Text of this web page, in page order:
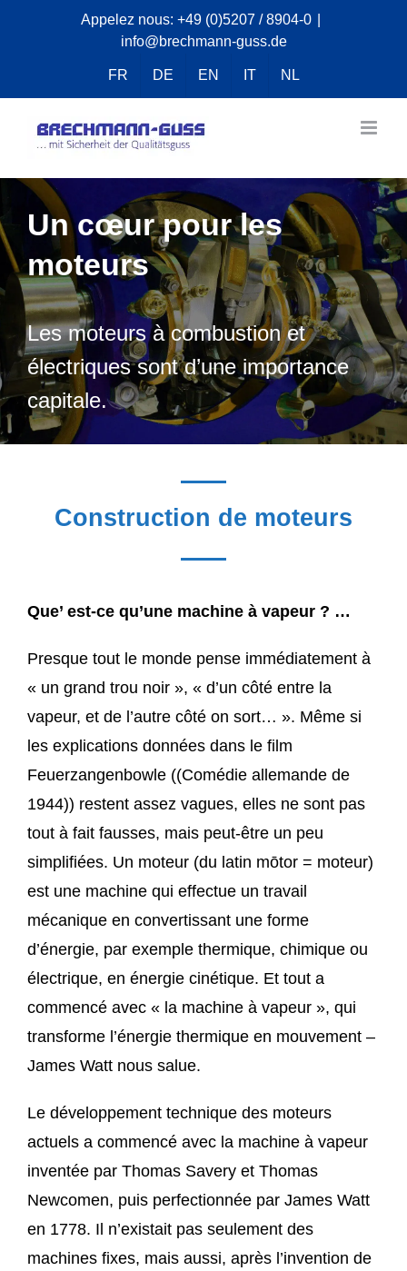
Appelez nous: +49 (0)5207 / 8904-0
info@brechmann-guss.de
FR DE EN IT NL
Un cœur pour les
moteurs
Les moteurs à combustion et
électriques sont d’une importance
capitale.
Construction de moteurs
Que’ est-ce qu’une machine à vapeur ? …
Presque tout le monde pense immédiatement à
« un grand trou noir », « d’un côté entre la
vapeur, et de l’autre côté on sort… ». Même si
les explications données dans le film
Feuerzangenbowle ((Comédie allemande de
1944)) restent assez vagues, elles ne sont pas
tout à fait fausses, mais peut-être un peu
simplifiées. Un moteur (du latin mōtor = moteur)
est une machine qui effectue un travail
mécanique en convertissant une forme
d’énergie, par exemple thermique, chimique ou
électrique, en énergie cinétique. Et tout a
commencé avec « la machine à vapeur », qui
transforme l’énergie thermique en mouvement –
James Watt nous salue.
Le développement technique des moteurs
actuels a commencé avec la machine à vapeur
inventée par Thomas Savery et Thomas
Newcomen, puis perfectionnée par James Watt
en 1778. Il n’existait pas seulement des
machines fixes, mais aussi, après l’invention de